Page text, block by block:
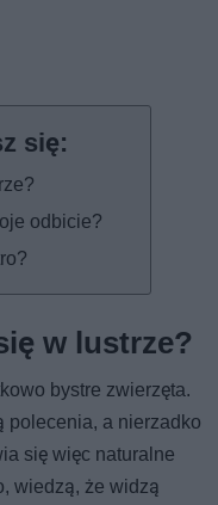
odbicie?
w lustrze?
bystre zwierzęta.
polecenia, a nierzadko
się więc naturalne
wiedzą, że widzą